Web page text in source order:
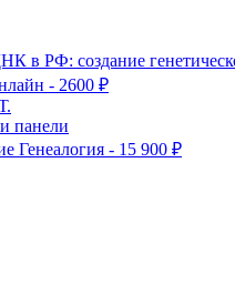
в РФ: создание
- 2600 ₽
панели
Генеалогия - 15 900 ₽